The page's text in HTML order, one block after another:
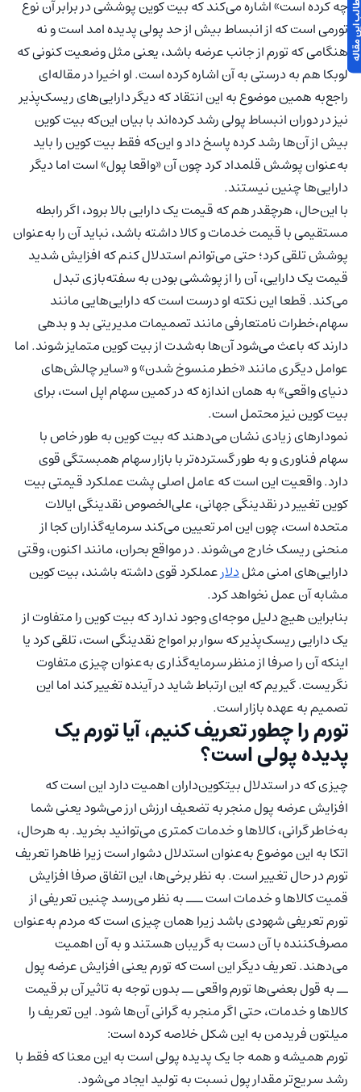
چه کرده است» اشاره می‌کند که بیت کوین پوششی در برابر آن نوع
تورمی است که از انبساط بیش از حد پولی پدیده امد است و نه
هنگامی که تورم از جانب عرضه باشد، یعنی مثل وضعیت کنونی که
لوبکا هم به درستی به آن اشاره کرده است. او اخیرا در مقاله‌ای
راجع‌به همین موضوع به این انتقاد که دیگر دارایی‌های ریسک‌پذیر
نیز در دوران انبساط پولی رشد کرده‌اند با بیان این‌که بیت کوین
بیش از آن‌ها رشد کرده پاسخ داد و این‌که فقط بیت کوین را باید
به‌عنوان پوشش قلمداد کرد چون آن «واقعا پول» است اما دیگر
دارایی‌ها چنین نیستند.
با این‌حال، هرچقدر هم که قیمت یک دارایی بالا برود، اگر رابطه
مستقیمی با قیمت خدمات و کالا داشته باشد، نباید آن را به‌عنوان
پوشش تلقی کرد؛ حتی می‌توانم استدلال کنم که افزایش شدید
قیمت یک دارایی، آن را از پوششی بودن به سفته‌بازی تبدل
می‌کند. قطعا این نکته او درست است که دارایی‌هایی مانند
سهام،خطرات نامتعارفی مانند تصمیمات مدیریتی بد و بدهی
دارند که باعث می‌شود آن‌ها به‌شدت از بیت کوین متمایز شوند. اما
عوامل دیگری مانند «خطر منسوخ شدن» و «سایر چالش‌های
دنیای واقعی» به همان اندازه که در کمین سهام اپل است، برای
بیت کوین نیز محتمل است.
نمودارهای زیادی نشان می‌دهند که بیت کوین به طور خاص با
سهام فناوری و به طور گسترده‌تر با بازار سهام همبستگی قوی
دارد. واقعیت این است که عامل اصلی پشت عملکرد قیمتی بیت
کوین تغییر در نقدینگی جهانی، علی‌الخصوص نقدینگی ایالات
متحده است، چون این امر تعیین می‌کند سرمایه‌گذاران کجا از
منحنی ریسک خارج می‌شوند. در مواقع بحران، مانند اکنون، وقتی
دارایی‌های امنی مثلدلارعملکرد قوی داشته باشند، بیت کوین
مشابه آن عمل نخواهد کرد.
بنابراین هیچ دلیل موجه‌ای وجود ندارد که بیت کوین را متفاوت از
یک دارایی ریسک‌پذیر که سوار بر امواج نقدینگی است، تلقی کرد یا
اینکه آن را صرفا از منظر سرمایه‌گذاری به‌عنوان چیزی متفاوت
نگریست. گیریم که این ارتباط شاید در آینده تغییر کند اما این
تصمیم به عهده بازار است.
تورم را چطور تعریف کنیم، آیا تورم یک
پدیده پولی است؟
چیزی که در استدلال بیتکوین‌داران اهمیت دارد این است که
افزایش عرضه پول منجر به تضعیف ارزش ارز می‌شود یعنی شما
به‌خاطر گرانی، کالاها و خدمات کمتری می‌توانید بخرید. به هرحال،
اتکا به این موضوع به‌عنوان استدلال دشوار است زیرا ظاهرا تعریف
تورم در حال تغییر است. به نظر برخی‌ها، این اتفاق صرفا افزایش
قمیت کالاها و خدمات است ـــ به نظر می‌رسد چنین تعریفی از
تورم تعریفی شهودی باشد زیرا همان چیزی است که مردم به‌عنوان
مصرف‌کننده با آن دست به گریبان هستند و به آن اهمیت
می‌دهند. تعریف دیگر این است که تورم یعنی افزایش عرضه پول
ــ به قول بعضی‌ها تورم واقعی ــ بدون توجه به تاثیر آن بر قیمت
کالاها و خدمات، حتی اگر منجر به گرانی آن‌ها شود. این تعریف را
میلتون فریدمن به این شکل خلاصه کرده است:
تورم همیشه و همه جا یک پدیده پولی است به این معنا که فقط با
رشد سریع‌تر مقدار پول نسبت به تولید ایجاد می‌شود.